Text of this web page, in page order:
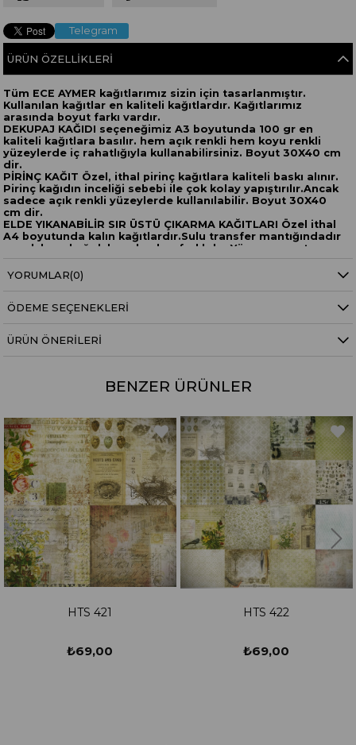
Telegram
ÜRÜN ÖZELLIKLERI
Tüm ECE AYMER kağıtlarımız sizin için tasarlanmıştır.
Kullanılan kağıtlar en kaliteli kağıtlardır. Kağıtlarımız
arasında boyut farkı vardır.
DEKUPAJ KAĞIDI seçeneğimiz A3 boyutunda 100 gr en
kaliteli kağıtlara basılır. hem açık renkli hem koyu renkli
yüzeylerde iç rahatlığıyla kullanabilirsiniz. Boyut 30X40 cm
dir.
PİRİNÇ KAĞIT Özel, ithal pirinç kağıtlara kaliteli baskı alınır.
Pirinç kağıdın inceliği sebebi ile çok kolay yapıştırılır.Ancak
sadece açık renkli yüzeylerde kullanılabilir. Boyut 30X40
cm dir.
ELDE YIKANABİLİR SIR ÜSTÜ ÇIKARMA KAĞITLARI Özel ithal
A4 boyutunda kalın kağıtlardır.Sulu transfer mantığındadır
ancak hem kağıdı hem baskısı farklıdır. Yüzeye yapıştırma
uygulandıktan sonra 140 derece ev tipi fırında 40 dakika
pişirilerek yüzeye sabitlenir.Elde yıkamaya elverişli hale
gelir. Boyut 30X20 cmdir.
YORUMLAR(0)
ÖDEME SEÇENEKLERI
ÜRÜN ÖNERILERI
BENZER ÜRÜNLER